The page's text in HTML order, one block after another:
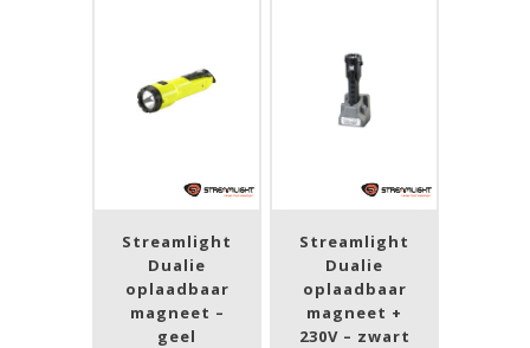
Streamlight
Dualie
oplaadbaar
magneet –
geel
Streamlight
Dualie
oplaadbaar
magneet +
230V – zwart